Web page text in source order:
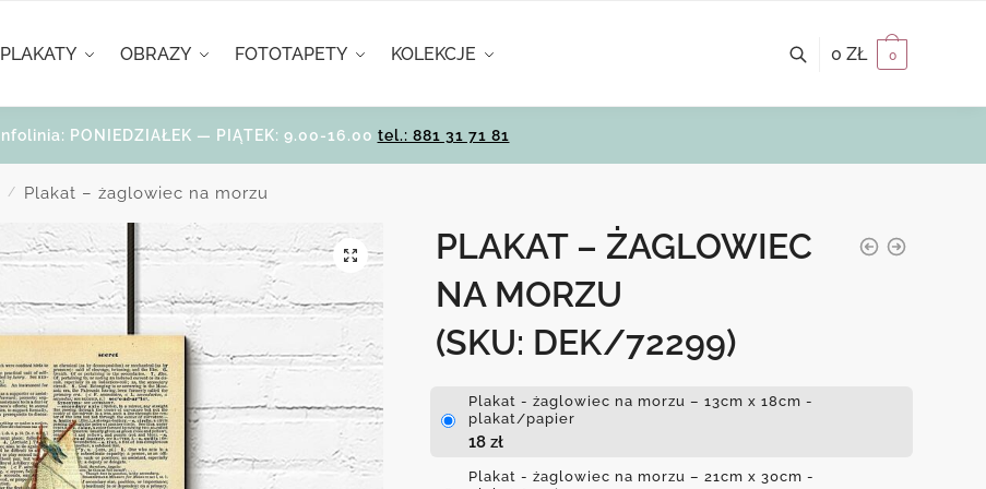
PLAKATY OBRAZY FOTOTAPETY KOLEKCJE 0 ZŁ 0
Infolinia: PONIEDZIAŁEK — PIĄTEK: 9.00-16.00 tel.: 881 31 71 81
/ Plakat – żaglowiec na morzu
PLAKAT – ŻAGLOWIEC
NA MORZU
(SKU: DEK/72299)
Plakat - żaglowiec na morzu – 13cm x 18cm -
plakat/papier
18 zł
Plakat - żaglowiec na morzu – 21cm x 30cm -